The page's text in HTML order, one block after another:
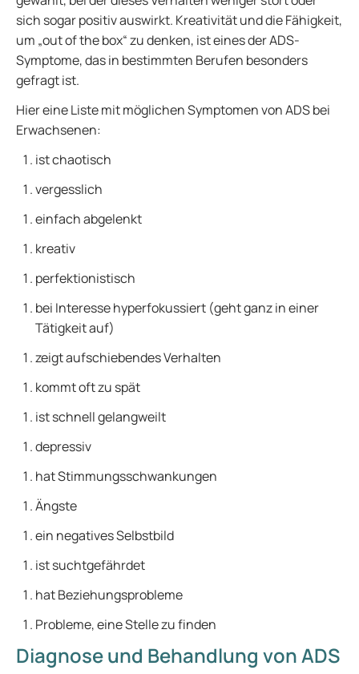
sich sogar positiv auswirkt. Kreativität und die Fähigkeit,
um „out of the box“ zu denken, ist eines der ADS-
Symptome, das in bestimmten Berufen besonders
gefragt ist.
Hier eine Liste mit möglichen Symptomen von ADS bei
Erwachsenen:
ist chaotisch
vergesslich
einfach abgelenkt
kreativ
perfektionistisch
bei Interesse hyperfokussiert (geht ganz in einer
Tätigkeit auf)
zeigt aufschiebendes Verhalten
kommt oft zu spät
ist schnell gelangweilt
depressiv
hat Stimmungsschwankungen
Ängste
ein negatives Selbstbild
ist suchtgefährdet
hat Beziehungsprobleme
Probleme, eine Stelle zu finden
Diagnose und Behandlung von ADS